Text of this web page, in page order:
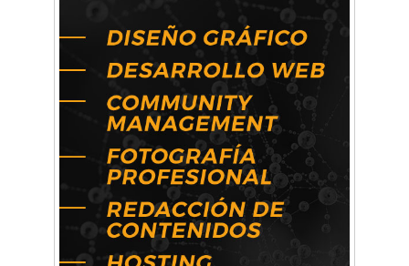
Artística ApasionArte
Artística Veral
BAIC Ramos Mejía